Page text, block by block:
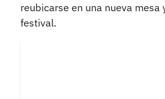
reubicarse en una nueva
festival.